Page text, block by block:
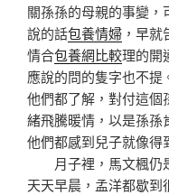
關孫孫的母親的事變
說的話包養情婦 ，早
情合包養網比較理的開
應說的問的隻字也不提
他們都了解，對付這個
緒飛騰暖情，以是孫孫
他們都感到兒子就像得
月子裡，馬文楓仍
天天早晨，孟洋都歇